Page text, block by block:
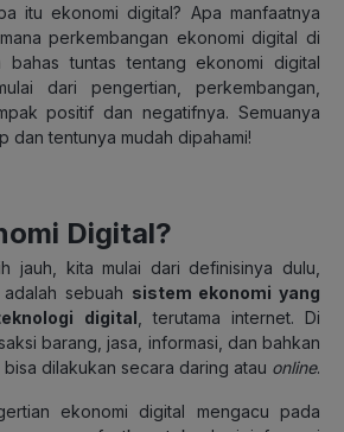
itu ekonomi digital? Apa manfaatnya
perkembangan ekonomi digital di
bahas tuntas tentang ekonomi digital
dari pengertian, perkembangan,
positif dan negatifnya. Semuanya
dan tentunya mudah dipahami!
Digital?
jauh, kita mulai dari definisinya dulu,
sebuah sistem ekonomi yang
digital , terutama internet. Di
barang, jasa, informasi, dan bahkan
dilakukan secara daring atau online.
ekonomi digital mengacu pada